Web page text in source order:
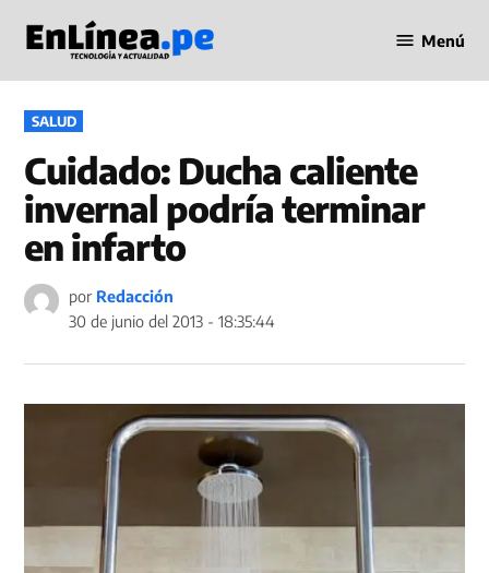
contenido
en Línea
Menú
PUBLICADO
EN
SALUD
Cuidado: Ducha caliente
invernal podría terminar
en infarto
por Redacción
30 de junio del 2013 - 18:35:44